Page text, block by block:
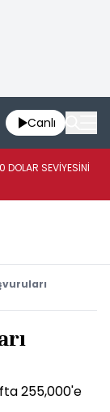
Canlı
DOLAR SEVİYESİNİ
255,000'e